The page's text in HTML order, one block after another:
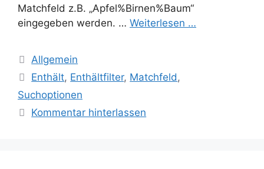
Matchfeld z.B. „Apfel%Birnen%Baum“
eingegeben werden. … Weiterlesen …
Kategorien
Allgemein
Schlagwörter
Enthält, Enthältfilter, Matchfeld ,
Suchoptionen
Kommentar hinterlassen